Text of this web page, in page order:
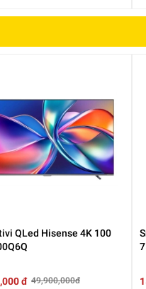
lại chất lượng hiển thị chi tiết
từđó nâng caođộ sắc n
ấp gần
QLed Hisense 4K 100
đ 49,900,000đ